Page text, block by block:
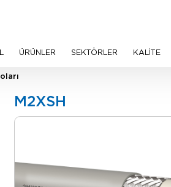
ÜRÜNLER SEKTÖRLER KALİTE
M2XSH